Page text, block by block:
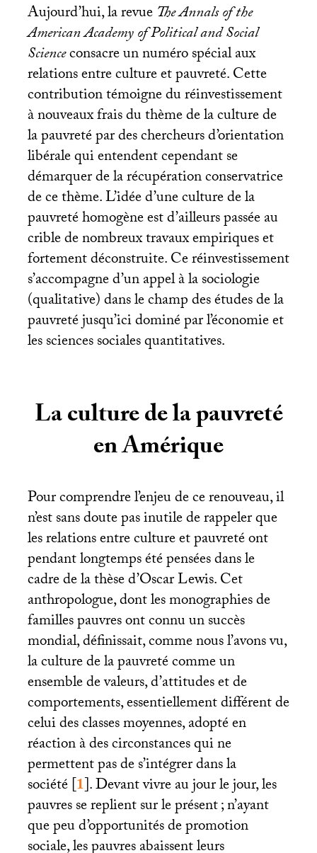
Aujourd’hui, la revueThe Annals of the
American Academy of Political and Social
Scienceconsacre un numéro spécial aux
relations entre culture et pauvreté. Cette
contribution témoigne du réinvestissement
à nouveaux frais du thème de la culture de
la pauvreté par des chercheurs d’orientation
libérale qui entendent cependant se
démarquer de la récupération conservatrice
de ce thème. L’idée d’une culture de la
pauvreté homogène est d’ailleurs passée au
crible de nombreux travaux empiriques et
fortement déconstruite. Ce réinvestissement
s’accompagne d’un appel à la sociologie
(qualitative) dans le champ des études de la
pauvreté jusqu’ici dominé par l’économie et
les sciences sociales quantitatives.
La culture de la pauvreté
en Amérique
Pour comprendre l’enjeu de ce renouveau, il
n’est sans doute pas inutile de rappeler que
les relations entre culture et pauvreté ont
pendant longtemps été pensées dans le
cadre de la thèse d’Oscar Lewis. Cet
anthropologue, dont les monographies de
familles pauvres ont connu un succès
mondial, définissait, comme nous l’avons vu,
la culture de la pauvreté comme un
ensemble de valeurs, d’attitudes et de
comportements, essentiellement différent de
celui des classes moyennes, adopté en
réaction à des circonstances qui ne
permettent pas de s’intégrer dans la
société[1]. Devant vivre au jour le jour, les
pauvres se replient sur le présent; n’ayant
que peu d’opportunités de promotion